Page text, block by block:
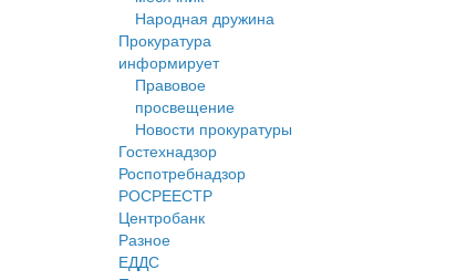
Народная дружина
Прокуратура
информирует
Правовое
просвещение
Новости прокуратуры
Гостехнадзор
Роспотребнадзор
РОСРЕЕСТР
Центробанк
Разное
ЕДДС